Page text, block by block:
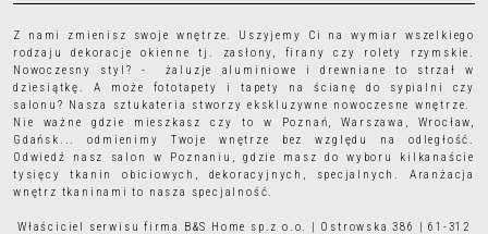
Z nami zmienisz swoje wnętrze. Uszyjemy Ci na wymiar wszelkiego
rodzajudekoracje okienne tj. zasłony, firany czy rolety rzymskie.
Nowoczesny styl? - żaluzje aluminiowe i drewniane to strzał w
dziesiątkę. A może fototapety i tapety
na ścianę do sypialni czy
salonu? Nasza sztukateria stworzy ekskluzywne nowoczesne wnętrze.
Nie ważne gdzie mieszkasz czy to w Poznań, Warszawa, Wrocław,
Gdańsk... odmienimy Twoje wnętrze bez względu na odległość.
Odwiedź nasz salon w Poznaniu, gdzie masz do wyboru kilkanaście
tysięcytkanin obiciowych , dekoracyjnych, specjalnych. Aranżacja
wnętrz tkaninami to nasza specjalność.
Właściciel serwisu firma B&S Home sp.z o.o. | Ostrowska 386 | 61-312